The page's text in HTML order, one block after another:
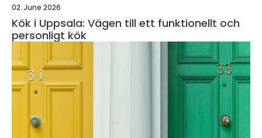
02. June 2026
Kök i Uppsala: Vägen till ett funktionellt och
personligt kök